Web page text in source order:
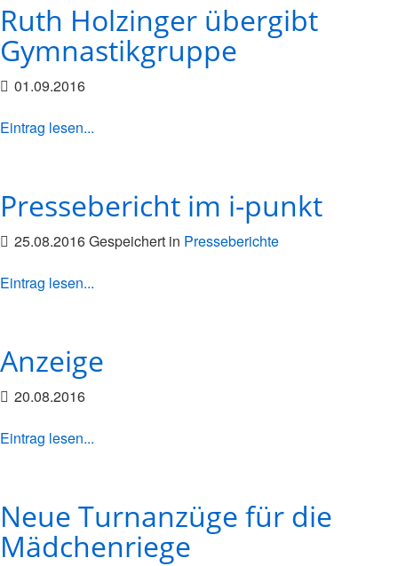
Ruth Holzinger übergibt
Gymnastikgruppe
01.09.2016
Eintrag lesen...
Pressebericht im i-punkt
25.08.2016 Gespeichert in Presseberichte
Eintrag lesen...
Anzeige
20.08.2016
Eintrag lesen...
Neue Turnanzüge für die
Mädchenriege